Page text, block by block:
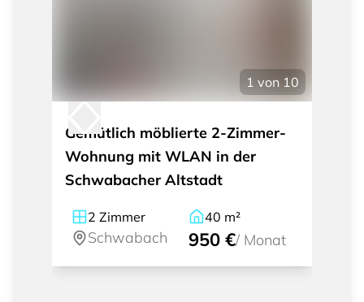
1 von 10
Gemütlich möblierte 2-Zimmer-
Wohnung mit WLAN in der
Schwabacher Altstadt
2 Zimmer
Schwabach
40 m²
950 €/ Monat